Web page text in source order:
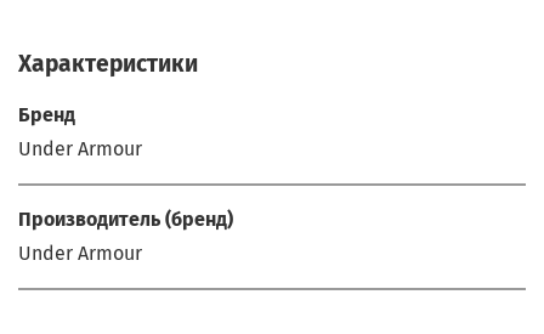
Характеристики
Бренд
Under Armour
Производитель (бренд)
Under Armour